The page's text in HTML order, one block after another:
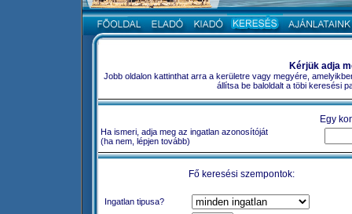
Kérjük adja
Jobb oldalon kattinthat arra a kerületre vagy megyére,
állítsa be baloldalt a töbi keresési
Egy
Ha ismeri, adja meg az ingatlan azonosítóját
(ha nem, lépjen tovább)
Fő keresési szempontok:
Ingatlan tipusa?